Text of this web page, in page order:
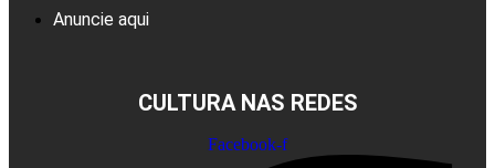
Anuncie aqui
CULTURA NAS REDES
Facebook-f